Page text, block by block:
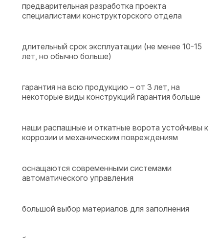
предварительная разработка проекта
специалистами конструкторского отдела
длительный срок эксплуатации (не менее 10-15
лет, но обычно больше)
гарантия на всю продукцию – от 3 лет, на
некоторые виды конструкций гарантия больше
наши распашные и откатные ворота устойчивы к
коррозии и механическим повреждениям
оснащаются современными системами
автоматического управления
большой выбор материалов для заполнения